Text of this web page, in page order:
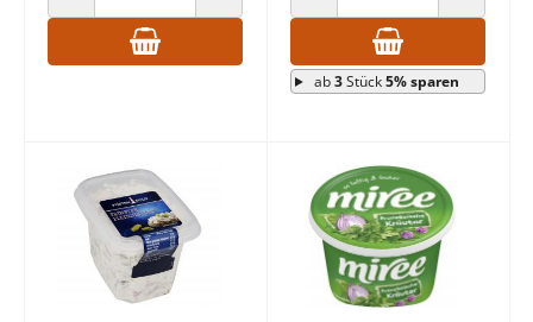
ANZAHL VERRINGERN ANZAHL ERHÖHENANZAHL VERRINGERN ANZAHL
ab3Stück5% sparen